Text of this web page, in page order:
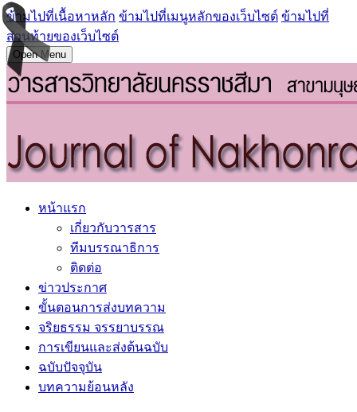
ข้ามไปที่เนื้อหาหลัก ข้ามไปที่เมนูหลักของเว็บไซต์ ข้ามไปที่
ส่วนท้ายของเว็บไซต์
Open Menu
หน้าแรก
เกี่ยวกับวารสาร
ทีมบรรณาธิการ
ติดต่อ
ข่าวประกาศ
ขั้นตอนการส่งบทความ
จริยธรรม จรรยาบรรณ
การเขียนและส่งต้นฉบับ
ฉบับปัจจุบัน
บทความย้อนหลัง